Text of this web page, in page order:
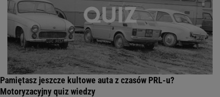
Pamiętasz jeszcze kultowe auta z czasów PRL-u?
Motoryzacyjny quiz wiedzy